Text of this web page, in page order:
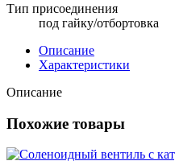
Тип присоединения
под гайку/отбортовка
Описание
Характеристики
Описание
Похожие товары